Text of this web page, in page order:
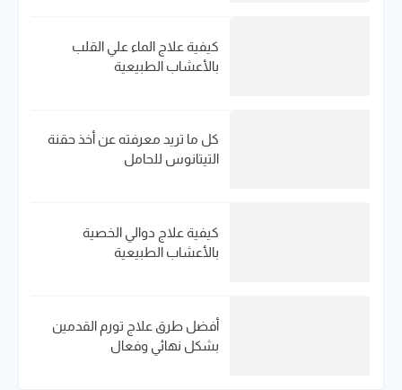
كيفية علاج الماء علي القلب
بالأعشاب الطبيعية
كل ما تريد معرفته عن أخذ حقنة
التيتانوس للحامل
كيفية علاج دوالي الخصية
بالأعشاب الطبيعية
أفضل طرق علاج تورم القدمين
بشكل نهائي وفعال